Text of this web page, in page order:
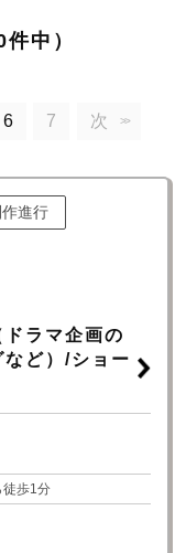
中）
6 7 次 >>
進行
ラマ企画の
ど）/ショー
徒歩1分